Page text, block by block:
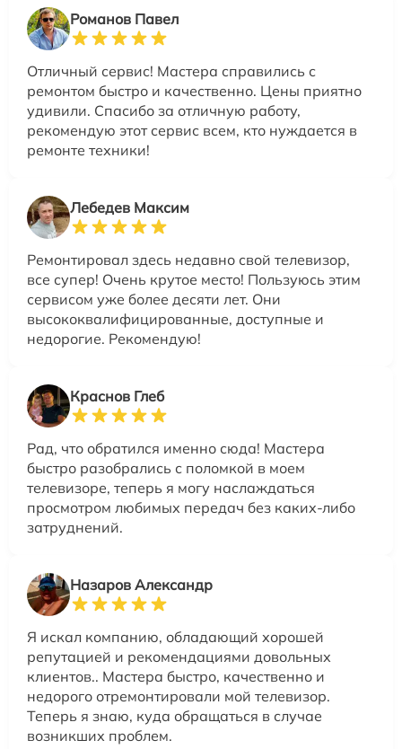
Романов Павел
Отличный сервис! Мастера справились с
ремонтом быстро и качественно. Цены приятно
удивили. Спасибо за отличную работу,
рекомендую этот сервис всем, кто нуждается в
ремонте техники!
Лебедев Максим
Ремонтировал здесь недавно свой телевизор,
все супер! Очень крутое место! Пользуюсь этим
сервисом уже более десяти лет. Они
высококвалифицированные, доступные и
недорогие. Рекомендую!
Краснов Глеб
Рад, что обратился именно сюда! Мастера
быстро разобрались с поломкой в моем
телевизоре, теперь я могу наслаждаться
просмотром любимых передач без каких-либо
затруднений.
Назаров Александр
Я искал компанию, обладающий хорошей
репутацией и рекомендациями довольных
клиентов.. Мастера быстро, качественно и
недорого отремонтировали мой телевизор.
Теперь я знаю, куда обращаться в случае
возникших проблем.